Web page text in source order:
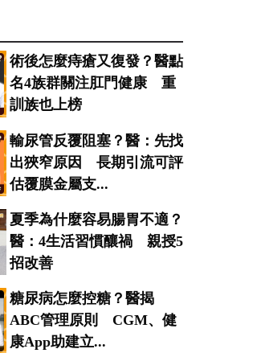
術後怎麼痔瘡又復發？醫點
名4族群關注肛門健康 重
訓族也上榜
輸尿管反覆阻塞？醫：先找
出狹窄原因 長期引流可評
估覆膜金屬支...
夏季為什麼容易腸胃不適？
醫：4生活習慣釀禍 親授5
招改善
糖尿病怎麼控糖？醫揭
ABC管理原則 CGM、健
康App助建立...